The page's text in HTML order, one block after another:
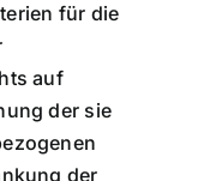
für die
auf
der sie
der